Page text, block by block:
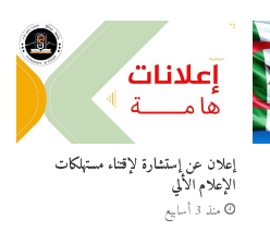
إعلان عن إستشارة لإقتناء مستهلكات
الإعلام الألي
منذ 3 أسابيع